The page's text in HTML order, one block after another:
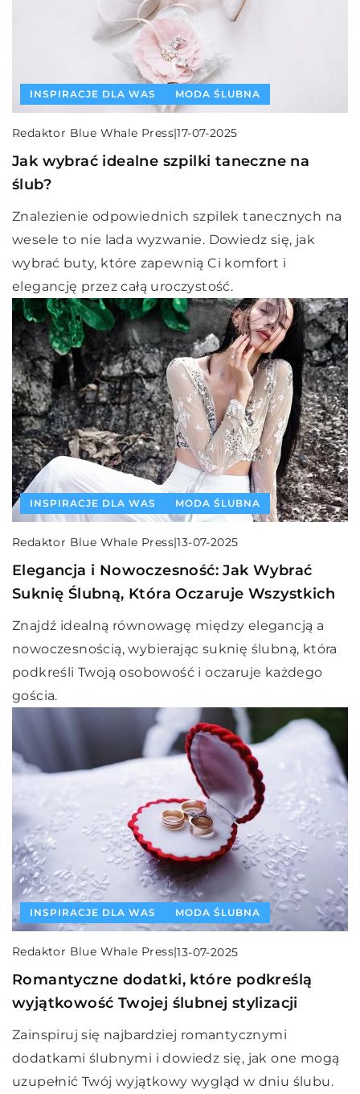
INSPIRACJE DLA WAS MODA ŚLUBNA
Redaktor Blue Whale Press|17-07-2025
Jak wybrać idealne szpilki taneczne na
ślub?
Znalezienie odpowiednich szpilek tanecznych na
wesele to nie lada wyzwanie. Dowiedz się, jak
wybrać buty, które zapewnią Ci komfort i
elegancję przez całą uroczystość.
INSPIRACJE DLA WAS MODA ŚLUBNA
Redaktor Blue Whale Press|13-07-2025
Elegancja i Nowoczesność: Jak Wybrać
Suknię Ślubną, Która Oczaruje Wszystkich
Znajdź idealną równowagę między elegancją a
nowoczesnością, wybierając suknię ślubną, która
podkreśli Twoją osobowość i oczaruje każdego
gościa.
INSPIRACJE DLA WAS MODA ŚLUBNA
Redaktor Blue Whale Press|13-07-2025
Romantyczne dodatki, które podkreślą
wyjątkowość Twojej ślubnej stylizacji
Zainspiruj się najbardziej romantycznymi
dodatkami ślubnymi i dowiedz się, jak one mogą
uzupełnić Twój wyjątkowy wygląd w dniu ślubu.